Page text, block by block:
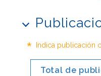
* Indica publicación
Total de